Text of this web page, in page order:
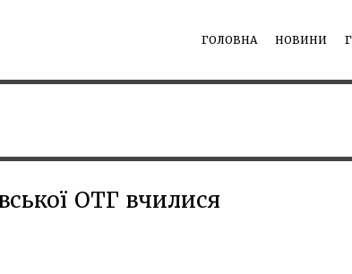
ГОЛОВНА НОВИНИ
ОТГ вчилися